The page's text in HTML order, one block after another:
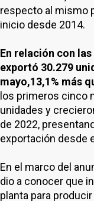
respecto al mismo
inicio desde 2014.
En relación con
exportó 30.279
mayo,13,1% más
los primeros cinco
unidades y
de 2022,
exportación desde
En el marco del
dio a conocer que
planta para